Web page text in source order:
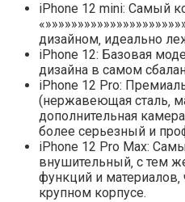
iPhone 12 mini: Самый
дизайном‚ идеально
iPhone 12: Базовая
дизайна в самом
iPhone 12 Pro:
(нержавеющая сталь‚
дополнительная
более серьезный и
iPhone 12 Pro Max:
внушительный‚ с тем
функций и материалов‚
крупном корпусе.